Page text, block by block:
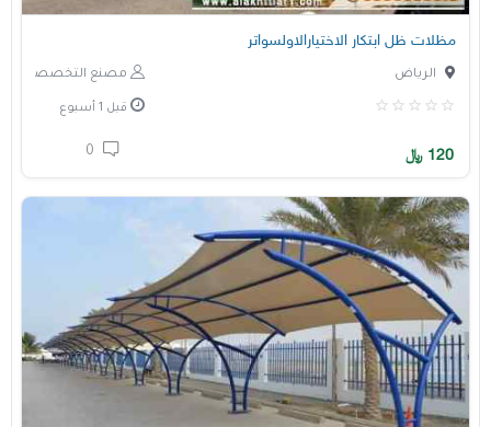
مظلات ظل ابتكار الاختيارالاولسواتر
مصنع التخصصي الرياض
قبل 1 أسبوع
120 ﷼